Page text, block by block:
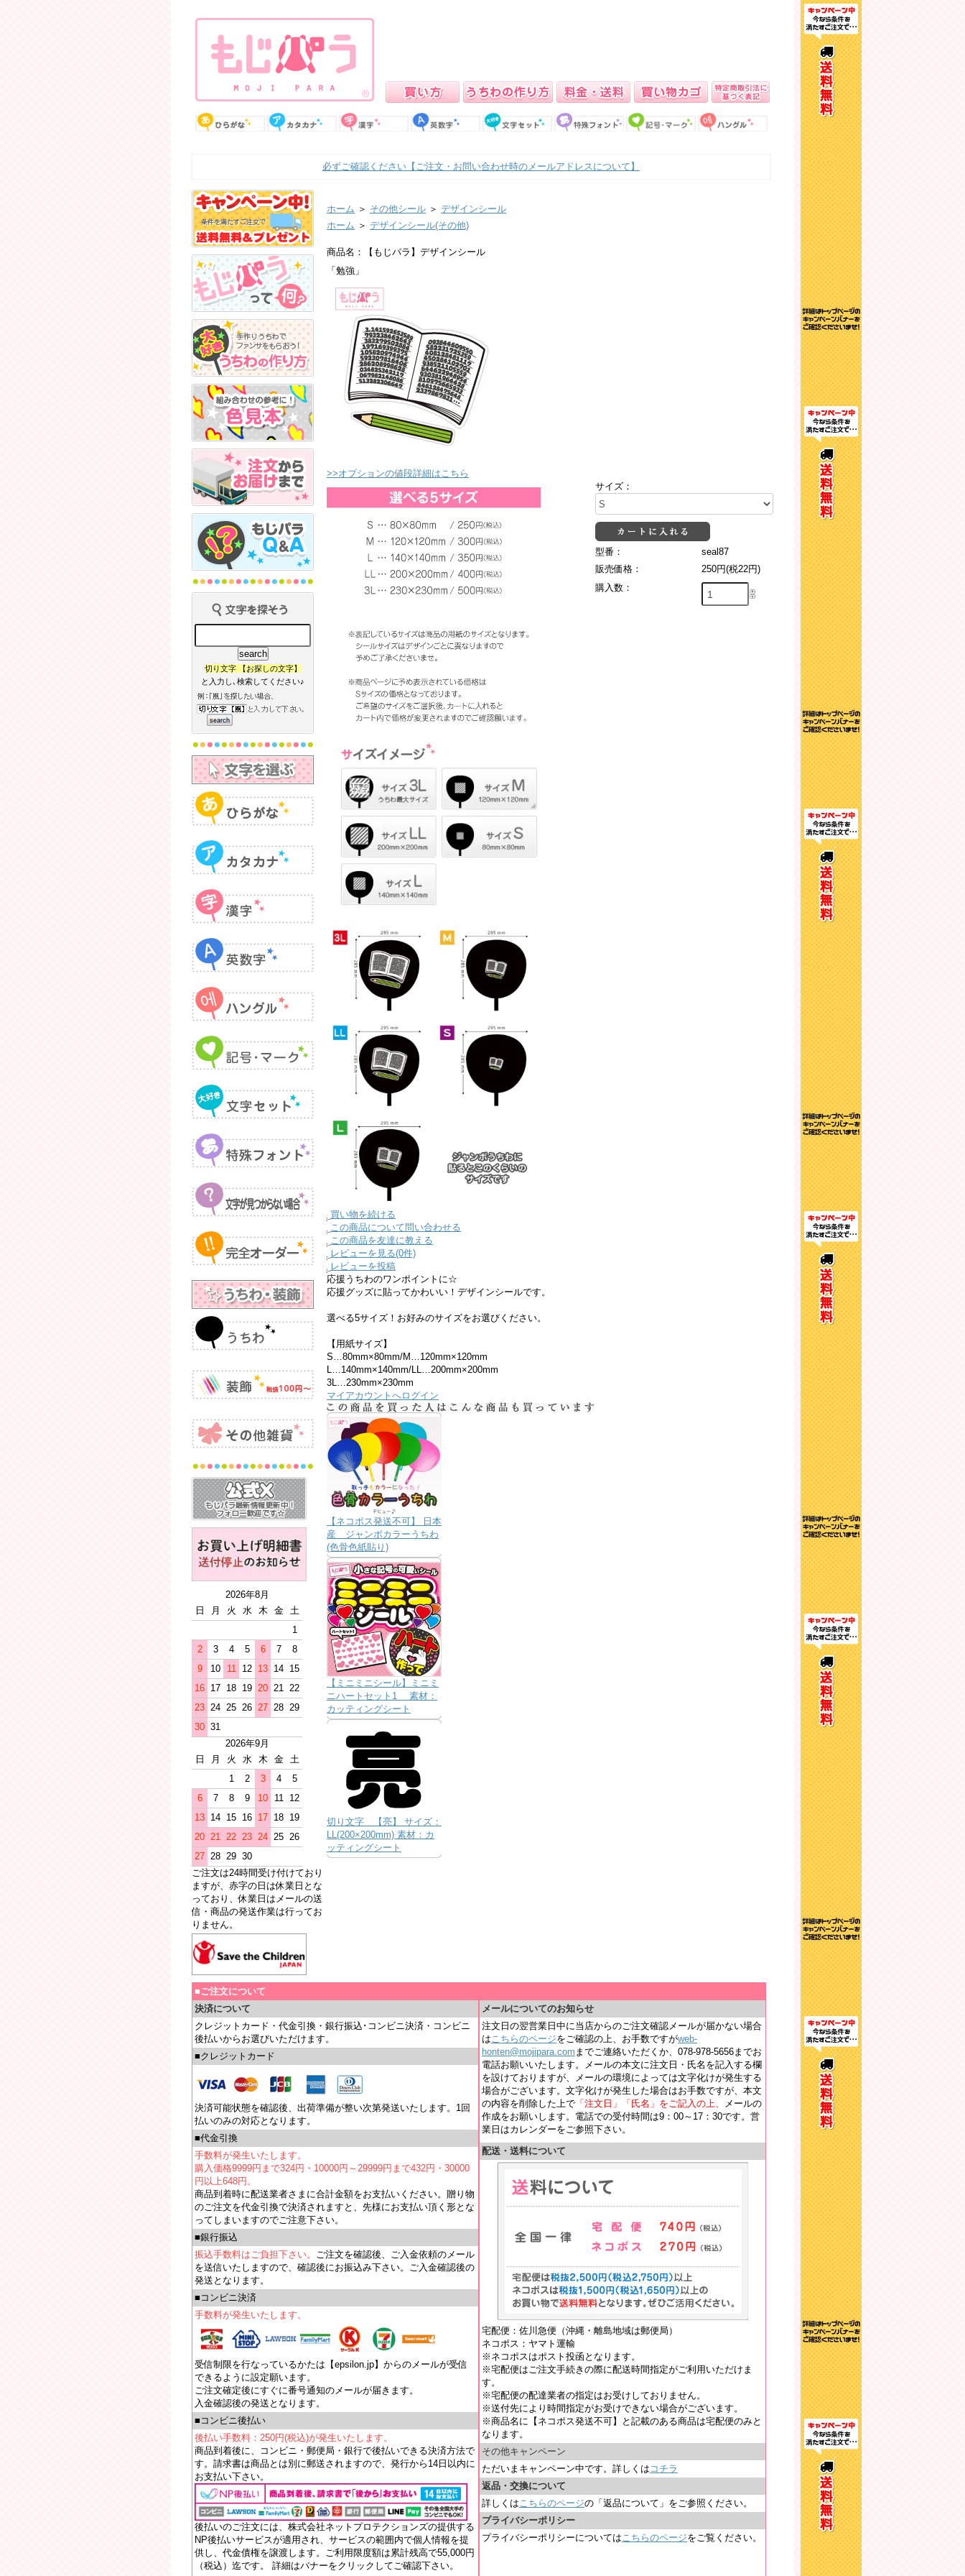
必ずご確認ください【ご注文・お問い合わせ時のメールアドレスについて】
切り文字 【お探しの文字】
と入力し､検索してください♪
2026年8月
日
月 火 水 木 金
土
1
2
3 4 5 6 7
8
9
10 11 12 13 14 15
16 17 18 19 20 21 22
23 24 25 26 27 28 29
30 31
2026年9月
日
月 火 水 木 金
土
1
2 3 4
5
6
7 8 9 10 11
12
13 14 15 16 17 18 19
20 21 22 23 24 25 26
27 28 29 30
ご注文は24時間受け付けており
ますが、赤字の日は休業日とな
っており、休業日はメールの送
信・商品の発送作業は行ってお
りません。
ホーム ＞ その他シール ＞ デザインシール
ホーム ＞ デザインシール(その他)
商品名：【もじパラ】デザインシール
「勉強」
>>オプションの値段詳細はこちら
サイズ：
型番：
seal87
販売価格：
250円(税22円)
購入数：
買い物を続ける
この商品について問い合わせる
この商品を友達に教える
レビューを見る(0件)
レビューを投稿
応援うちわのワンポイントに☆
応援グッズに貼ってかわいい！デザインシールです。
選べる5サイズ！お好みのサイズをお選びください。
【用紙サイズ】
S…80mm×80mm/M…120mm×120mm
L…140mm×140mm/LL…200mm×200mm
3L…230mm×230mm
マイアカウントへログイン
【ネコポス発送不可】 日本
産 ジャンボカラーうちわ
(色骨色紙貼り)
【ミニミニシール】ミニミ
ニハートセット1 素材：
カッティングシート
切り文字 【亮】 サイズ：
LL(200×200mm) 素材：カ
ッティングシート
■ご注文について
決済について
クレジットカード・代金引換・銀行振込･コンビニ決済・コンビニ
後払いからお選びいただけます。
■クレジットカード
決済可能状態を確認後、出荷準備が整い次第発送いたします。1回
払いのみの対応となります。
■代金引換
手数料が発生いたします。
購入価格9999円まで324円・10000円～29999円まで432円・30000
円以上648円。
商品到着時に配送業者さまに合計金額をお支払いください。贈り物
のご注文を代金引換で決済されますと、先様にお支払い頂く形とな
ってしまいますのでご注意下さい。
■銀行振込
振込手数料はご負担下さい。 ご注文を確認後、ご入金依頼のメール
を送信いたしますので、確認後にお振込み下さい。ご入金確認後の
発送となります。
■コンビニ決済
手数料が発生いたします。
受信制限を行なっているかたは【epsilon.jp】からのメールが受信
できるように設定願います。
ご注文確定後にすぐに番号通知のメールが届きます。
入金確認後の発送となります。
■コンビニ後払い
後払い手数料：250円(税込)が発生いたします。
商品到着後に、コンビニ・郵便局・銀行で後払いできる決済方法で
す。請求書は商品とは別に郵送されますので、発行から14日以内に
お支払い下さい。
後払いのご注文には、株式会社ネットプロテクションズの提供する
NP後払いサービスが適用され、サービスの範囲内で個人情報を提
供し、代金債権を譲渡します。ご利用限度額は累計残高で55,000円
（税込）迄です。 詳細はバナーをクリックしてご確認下さい。
メールについてのお知らせ
注文日の翌営業日中に当店からのご注文確認メールが届かない場合
はこちらのページをご確認の上、お手数ですがweb-
honten@mojipara.com までご連絡いただくか、078-978-5656までお
電話お願いいたします。メールの本文に注文日・氏名を記入する欄
を設けておりますが、メールの環境によっては文字化けが発生する
場合がございます。文字化けが発生した場合はお手数ですが、本文
の内容を削除した上で 「注文日」「氏名」をご記入の上、
メールの
作成をお願いします。電話での受付時間は9：00～17：30です。営
業日はカレンダーをご参照下さい。
配送・送料について
宅配便：佐川急便（沖縄・離島地域は郵便局）
ネコポス：ヤマト運輸
※ネコポスはポスト投函となります。
※宅配便はご注文手続きの際に配送時間指定がご利用いただけま
す。
※宅配便の配達業者の指定はお受けしておりません。
※送付先により時間指定がお受けできない場合がございます。
※商品名に【ネコポス発送不可】と記載のある商品は宅配便のみと
なります。
その他キャンペーン
ただいまキャンペーン中です。詳しくは コチラ
返品・交換について
詳しくはこちらのページの「返品について」をご参照ください。
プライバシーポリシー
プライバシーポリシーについてはこちらのページをご覧ください。